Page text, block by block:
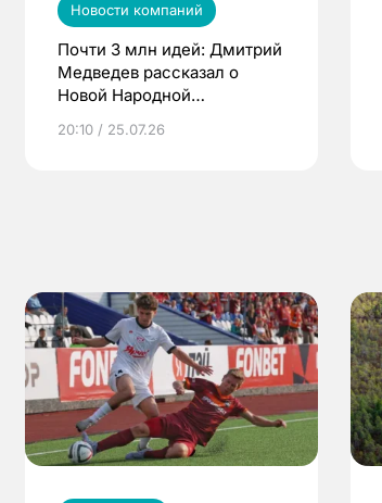
Новости компаний
Почти 3 млн идей: Дмитрий
Медведев рассказал о
Новой Народной
20:10 / 25.07.26